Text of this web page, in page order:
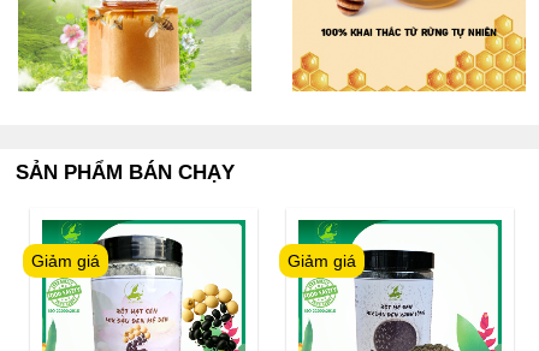
SẢN PHẨM BÁN CHẠY
Giảm giá Giảm giá